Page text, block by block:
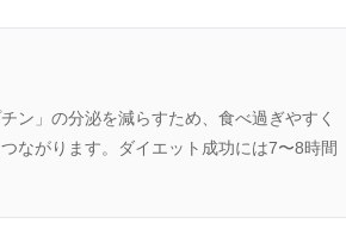
ン」の分泌を減らすため、食べ過ぎやすく
ながります。ダイエット成功には7〜8時間